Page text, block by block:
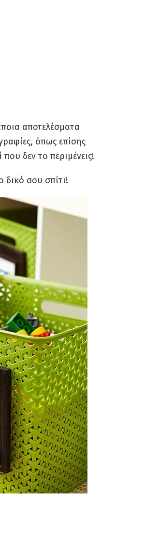
αποτελέσματα
όπως επίσης
δεν το περιμένεις!
δικό σου σπίτι!